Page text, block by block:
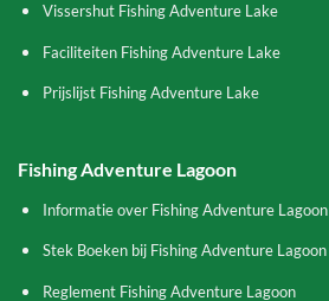
Vissershut Fishing Adventure Lake
Faciliteiten Fishing Adventure Lake
Prijslijst Fishing Adventure Lake
Fishing Adventure Lagoon
Informatie over Fishing Adventure Lagoon
Stek Boeken bij Fishing Adventure Lagoon
Reglement Fishing Adventure Lagoon